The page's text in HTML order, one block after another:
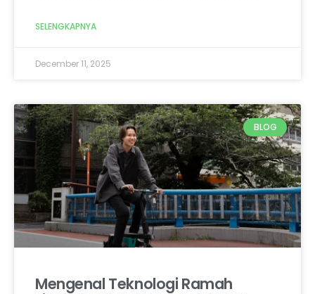
SELENGKAPNYA
December 11, 2025
BLOG
Mengenal Teknologi Ramah